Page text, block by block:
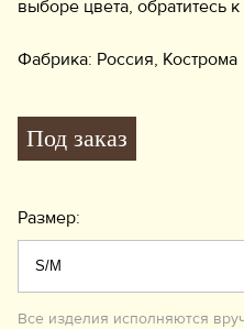
выборе цвета, обратитесь
Фабрика: Россия, Кострома
Под заказ
Размер:
Все изделия исполняются